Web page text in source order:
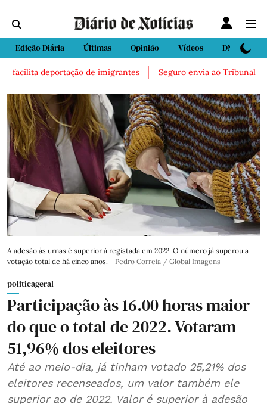
Edição Diária Últimas Opinião Vídeos DN Sport
deportação de imigrantes Seguro envia ao Tribunal
A adesão às urnas é superior à registada em 2022. O número já superou a
votação total de há cinco anos.
Pedro Correia / Global Imagens
politicageral
Participação às 16.00 horas maior
do que o total de 2022. Votaram
51,96% dos eleitores
Até ao meio-dia, já tinham votado 25,21% dos
eleitores recenseados, um valor também ele
superior ao de 2022. Valor é superior à adesão